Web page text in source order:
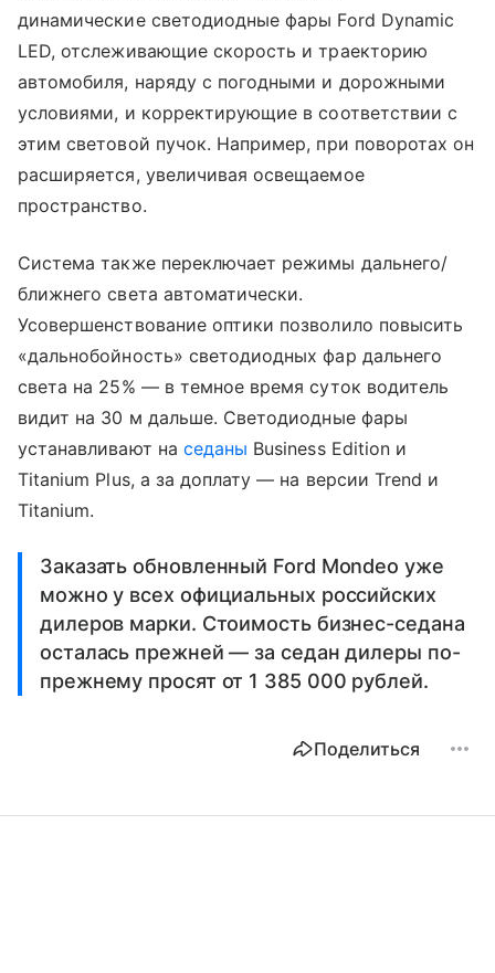
динамические светодиодные фары Ford Dynamic
LED, отслеживающие cкорость и траекторию
автомобиля, наряду с погодными и дорожными
условиями, и корректирующие в соответствии с
этим световой пучок. Например, при поворотах он
расширяется, увеличивая освещаемое
пространство.
Система также переключает режимы дальнего/
ближнего света автоматически.
Усовершенствование оптики позволило повысить
«дальнобойность» светодиодных фар дальнего
света на 25% — в темное время суток водитель
видит на 30 м дальше. Светодиодные фары
устанавливают на седаны Business Edition и
Titanium Plus, а за доплату — на версии Trend и
Titanium.
Заказать обновленный Ford Mondeo уже
можно у всех официальных российских
дилеров марки. Стоимость бизнес-седана
осталась прежней — за седан дилеры по-
прежнему просят от 1 385 000 рублей.
Поделиться